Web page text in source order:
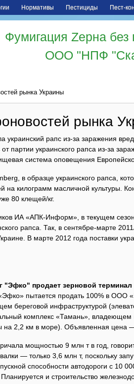
Нормативы Пестициды Пест-
Фумигация Zерна
ООО "НПФ
рынка Украины
рынка
украинский рапс из-за заражения
от партии украинского рапса из-за
система оповещения
в образце украинского рапса,
на килограмм масличной культуры.
80 клещей/кг.
ИА «АПК-Информ», в текущем
рапса. Так, в сентябре-марте
В марте 2012 года поставки
"Эфко" продает зерновой терминал
пытается продать 100% в ООО
береговой инфраструктурой
комплекс «Тамань», владеющем
на 2,2 км в море). Объявленная цена
мощностью 9 млн т в год,
— только 3,6 млн т, поскольку
способности автодороги с 10
Планируется и строительство